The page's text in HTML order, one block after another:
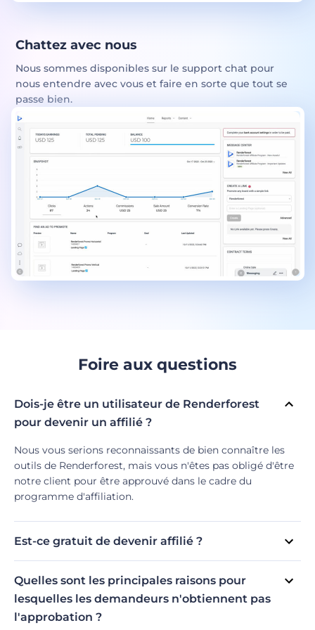
Chattez avec nous
Nous sommes disponibles sur le support chat pour
nous entendre avec vous et faire en sorte que tout se
passe bien.
Foire aux questions
Dois-je être un utilisateur de Renderforest
pour devenir un affilié ?
Nous vous serions reconnaissants de bien connaître les
outils de Renderforest, mais vous n'êtes pas obligé d'être
notre client pour être approuvé dans le cadre du
programme d'affiliation.
Est-ce gratuit de devenir affilié ?
Si, c'est le cas ! N'hésitez pas à tenter votre chance.
Quelles sont les principales raisons pour
lesquelles les demandeurs n'obtiennent pas
l'approbation ?